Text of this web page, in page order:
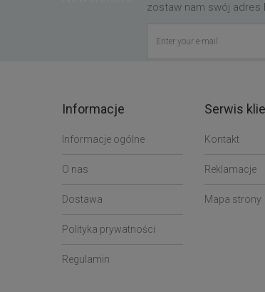
zostaw nam swój adres
Informacje
Informacje ogólne
O nas
Dostawa
Polityka prywatności
Regulamin
Serwis
Kontakt
Reklamacje
Mapa strony